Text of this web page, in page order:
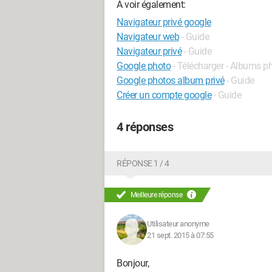
A voir également:
Navigateur privé google
Navigateur web - Guide
Navigateur privé - Guide
Google photo - Télécharger - Albums
Google photos album privé- Guide
Créer un compte google - Guide
4 réponses
RÉPONSE 1 / 4
Meilleure réponse
Utilisateur anonyme
21 sept. 2015 à 07:55
Bonjour,